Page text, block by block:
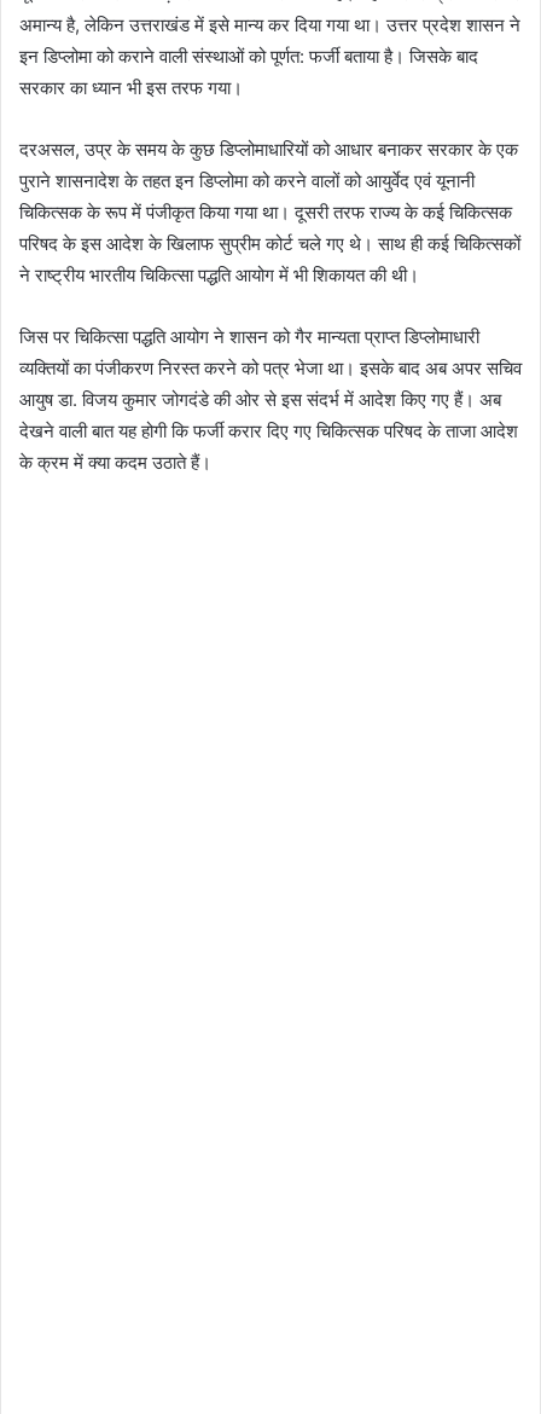
अमान्य है, लेकिन उत्तराखंड में इसे मान्य कर दिया गया था। उत्तर प्रदेश शासन ने
इन डिप्लोमा को कराने वाली संस्थाओं को पूर्णत: फर्जी बताया है। जिसके बाद
सरकार का ध्यान भी इस तरफ गया।
दरअसल, उप्र के समय के कुछ डिप्लोमाधारियों को आधार बनाकर सरकार के एक
पुराने शासनादेश के तहत इन डिप्लोमा को करने वालों को आयुर्वेद एवं यूनानी
चिकित्सक के रूप में पंजीकृत किया गया था। दूसरी तरफ राज्य के कई चिकित्सक
परिषद के इस आदेश के खिलाफ सुप्रीम कोर्ट चले गए थे। साथ ही कई चिकित्सकों
ने राष्ट्रीय भारतीय चिकित्सा पद्धति आयोग में भी शिकायत की थी।
जिस पर चिकित्सा पद्धति आयोग ने शासन को गैर मान्यता प्राप्त डिप्लोमाधारी
व्यक्तियों का पंजीकरण निरस्त करने को पत्र भेजा था। इसके बाद अब अपर सचिव
आयुष डा. विजय कुमार जोगदंडे की ओर से इस संदर्भ में आदेश किए गए हैं। अब
देखने वाली बात यह होगी कि फर्जी करार दिए गए चिकित्सक परिषद के ताजा आदेश
के क्रम में क्या कदम उठाते हैं।